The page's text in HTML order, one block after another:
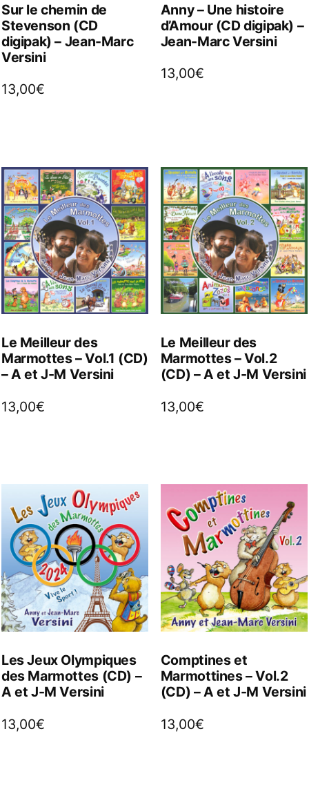
Sur le chemin de
Stevenson (CD
digipak) – Jean-Marc
Versini
13,00€
Anny – Une histoire
d’Amour (CD digipak) –
Jean-Marc Versini
13,00€
Le Meilleur des
Marmottes – Vol.1 (CD)
– A et J-M Versini
13,00€
Le Meilleur des
Marmottes – Vol.2
(CD) – A et J-M Versini
13,00€
Les Jeux Olympiques
des Marmottes (CD) –
A et J-M Versini
13,00€
Comptines et
Marmottines – Vol.2
(CD) – A et J-M Versini
13,00€